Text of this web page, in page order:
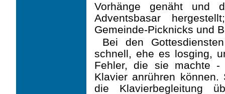
Vorhänge genäht und
Adventsbasar
Gemeinde-Picknicks und
Bei den
schnell, ehe es losging,
Fehler, die sie machte
Klavier anrühren
die Klavierbeglei­tung